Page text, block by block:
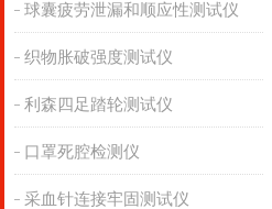
球囊疲劳泄漏和顺应性测试仪
织物胀破强度测试仪
利森四足踏轮测试仪
口罩死腔检测仪
采血针连接牢固测试仪